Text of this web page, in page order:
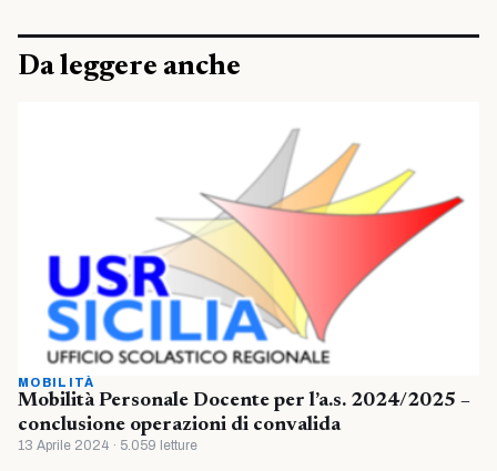
Da leggere anche
MOBILITÀ
Mobilità Personale Docente per l’a.s. 2024/2025 –
conclusione operazioni di convalida
13 Aprile 2024 · 5.059 letture